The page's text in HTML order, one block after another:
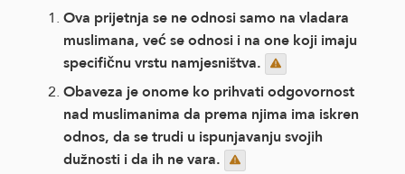
Ova prijetnja se ne odnosi samo na vladara
muslimana, već se odnosi i na one koji imaju
specifičnu vrstu namjesništva.
Obaveza je onome ko prihvati odgovornost
nad muslimanima da prema njima ima iskren
odnos, da se trudi u ispunjavanju svojih
dužnosti i da ih ne vara.